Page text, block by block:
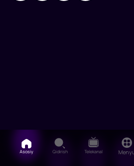
Asosiy Qidirish Telekanal